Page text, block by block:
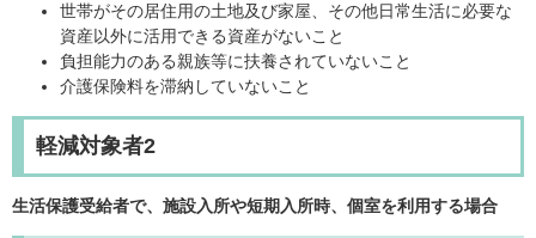
世帯がその居住用の土地及び家屋、その他日常生活に必要な
資産以外に活用できる資産がないこと
負担能力のある親族等に扶養されていないこと
介護保険料を滞納していないこと
軽減対象者2
生活保護受給者で、施設入所や短期入所時、個室を利用する場合